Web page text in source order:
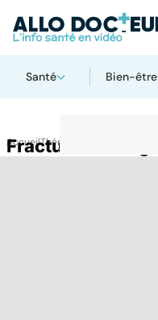
Santé Bien-être
AccueilThématiques
Fracture de